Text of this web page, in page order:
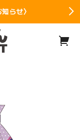
らせ〉